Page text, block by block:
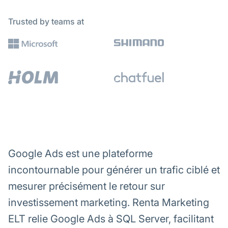
Trusted by teams at
Google Ads est une plateforme
incontournable pour générer un trafic ciblé et
mesurer précisément le retour sur
investissement marketing. Renta Marketing
ELT relie Google Ads à SQL Server, facilitant